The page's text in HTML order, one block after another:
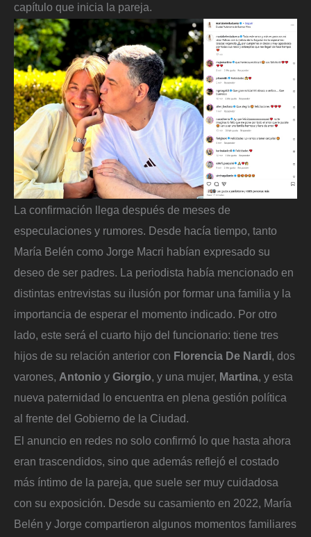
capítulo que inicia la pareja.
La confirmación llega después de meses de
especulaciones y rumores. Desde hacía tiempo, tanto
María Belén como Jorge Macri habían expresado su
deseo de ser padres. La periodista había mencionado en
distintas entrevistas su ilusión por formar una familia y la
importancia de esperar el momento indicado. Por otro
lado, este será el cuarto hijo del funcionario: tiene tres
hijos de su relación anterior con Florencia De Nardi, dos
varones, Antonio y Giorgio, y una mujer, Martina, y esta
nueva paternidad lo encuentra en plena gestión política
al frente del Gobierno de la Ciudad.
El anuncio en redes no solo confirmó lo que hasta ahora
eran trascendidos, sino que además reflejó el costado
más íntimo de la pareja, que suele ser muy cuidadosa
con su exposición. Desde su casamiento en 2022, María
Belén y Jorge compartieron algunos momentos familiares